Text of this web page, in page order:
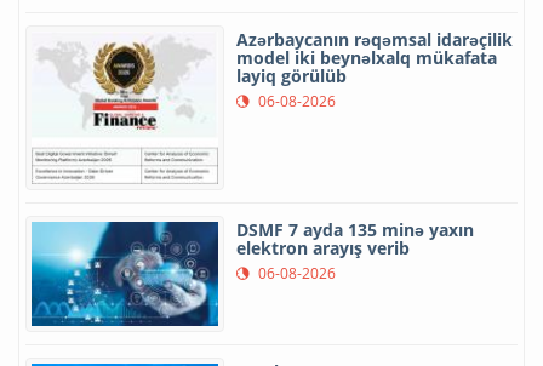
Azərbaycanın rəqəmsal idarəçilik
model iki beynəlxalq mükafata
layiq görülüb
06-08-2026
DSMF 7 ayda 135 minə yaxın
elektron arayış verib
06-08-2026